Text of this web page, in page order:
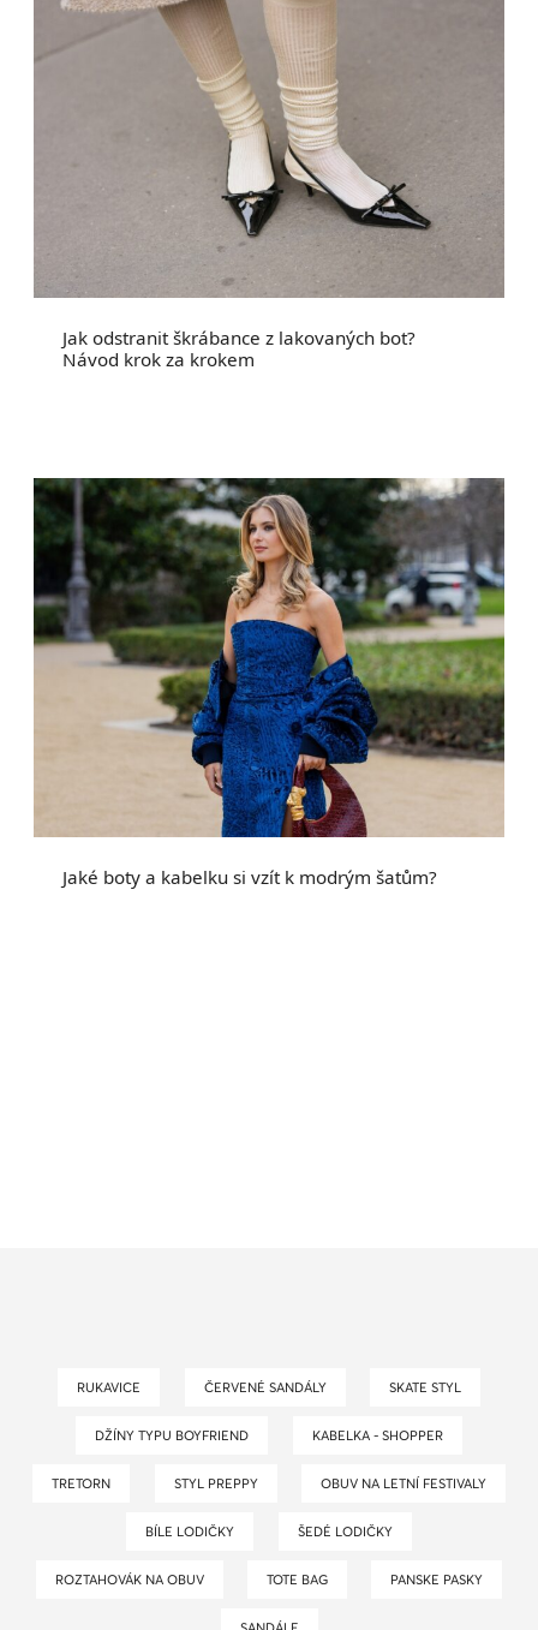
Jak odstranit škrábance z lakovaných bot?
Návod krok za krokem
Jaké boty a kabelku si vzít k modrým šatům?
RUKAVICE ČERVENÉ SANDÁLY SKATE STYL
DŽÍNY TYPU BOYFRIEND KABELKA - SHOPPER
TRETORN STYL PREPPY OBUV NA LETNÍ FESTIVALY
BÍLE LODIČKY ŠEDÉ LODIČKY
ROZTAHOVÁK NA OBUV TOTE BAG PANSKE PASKY